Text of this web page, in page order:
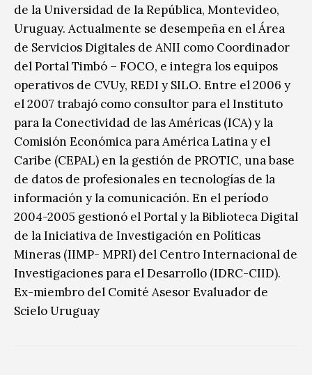
de la Universidad de la República, Montevideo,
Uruguay. Actualmente se desempeña en el Área
de Servicios Digitales de ANII como Coordinador
del Portal Timbó – FOCO, e integra los equipos
operativos de CVUy, REDI y SILO. Entre el 2006 y
el 2007 trabajó como consultor para el Instituto
para la Conectividad de las Américas (ICA) y la
Comisión Económica para América Latina y el
Caribe (CEPAL) en la gestión de PROTIC, una base
de datos de profesionales en tecnologías de la
información y la comunicación. En el período
2004-2005 gestionó el Portal y la Biblioteca Digital
de la Iniciativa de Investigación en Políticas
Mineras (IIMP- MPRI) del Centro Internacional de
Investigaciones para el Desarrollo (IDRC-CIID).
Ex-miembro del Comité Asesor Evaluador de
Scielo Uruguay